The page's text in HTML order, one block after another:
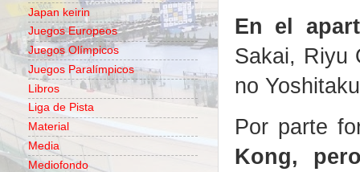
En el
Sakai, Riyu
no
Por parte
Kong,
Japan keirin
Juegos Europeos
Juegos Olímpicos
Juegos Paralímpicos
Libros
Liga de Pista
Material
Media
Mediofondo